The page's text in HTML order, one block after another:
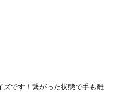
ズです！繋がった状態で手も離